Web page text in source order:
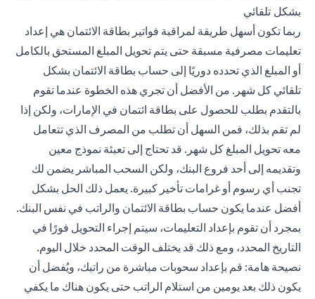
بشكل تلقائي
ربما تكون أسهل طريقة لمراقبة فواتير بطاقة الائتمان هي إعداد
تعليمات مصرفية مسبقة حتى يتم تحويل المبلغ المستحق بالكامل
أو المبلغ الذي تحدده دوريًا إلى حساب بطاقة الائتمان بشكل
تلقائي كل شهر. من الأفضل أن تجري هذه الخطوة عندما تقوم
بالتقدم بطلب للحصول على بطاقة ائتمان في الإمارات، ولكن إذا
لم تقم بذلك، فمن السهل أن تطلب من المصرف الذي تتعامل
معه تحويل المبلغ كل شهر. قد تحتاج إلى تعبئة نموذج معين
وتقديمه إلى أحد فروع البنك، ولكن السحب المباشر يضمن لك
تجنب أي رسوم أو غرامات تأخير كبيرة. يعمل ذلك الحل بشكل
أفضل عندما يكون حساب بطاقة الائتمان والراتب في نفس البنك.
بمجرد أن تقوم بإعداد التعليمات، سيتم إجراء التحويل فورًا في
التاريخ المحدد، ومع ذلك قد يختلف الوقت المحدد خلال اليوم.
نصيحة هامة: قم بإعداد سحوبات مباشرة من راتبك، ويُفضل أن
يكون ذلك بعد يومين من استلام الراتب حتى يكون هناك ما يكفي